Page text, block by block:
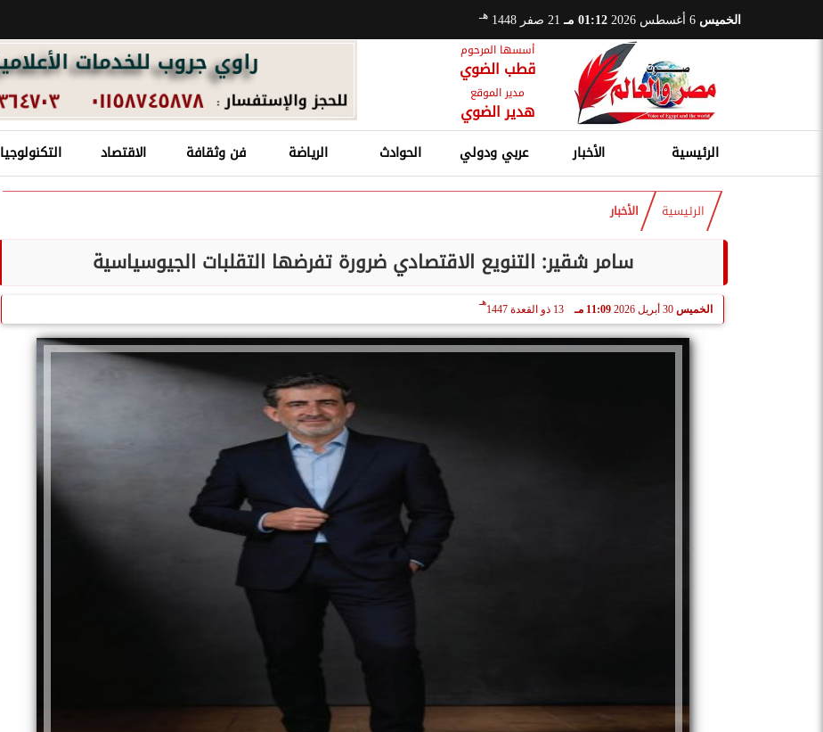
الخميس 01:12 مـ 21 صفر 1448 هـ
أسسها المرحوم
قطب الضوي
مدير الموقع
هدير الضوي
الرئيسية الأخبار عربي ودولي الحوادث الرياضة فن وثقافة الاقتصاد التكنولوجيا
الرئيسية الأخبار
سامر شقير: التنويع الاقتصادي ضرورة تفرضها التقلبات الجيوسياسية
الخميس 30 أبريل 2026 11:09 مـ 13 ذو القعدة 1447
هـ